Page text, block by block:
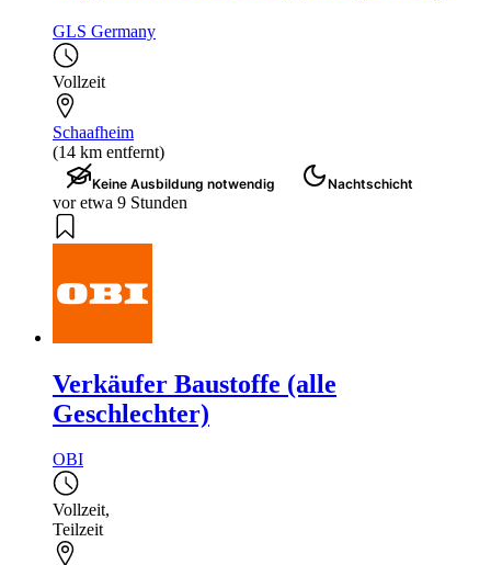
GLS Germany
Vollzeit
Schaafheim
(14 km entfernt)
Keine Ausbildung notwendig Nachtschicht
vor etwa 9 Stunden
Verkäufer Baustoffe (alle
Geschlechter)
OBI
Vollzeit,
Teilzeit